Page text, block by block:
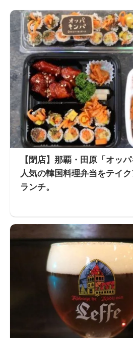
【閉店】那覇・田原「オッ
人気の韓国料理弁当をテイ
ランチ。